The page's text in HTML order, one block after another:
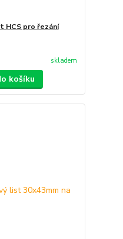
HCS pro řezání
skladem
košíku